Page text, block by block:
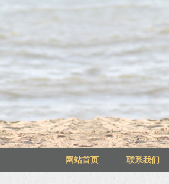
网站首页 联系我们